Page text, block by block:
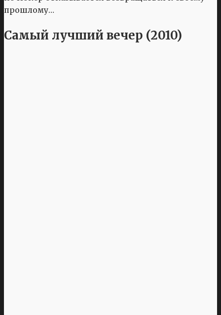
прошлому…
Самый лучший вечер (2010)